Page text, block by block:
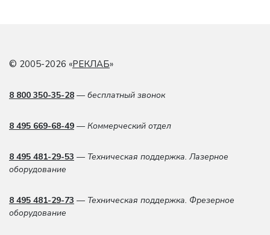
© 2005-2026 «РЕКЛАБ»
8 800 350-35-28 — бесплатный звонок
8 495 669-68-49 — Коммерческий отдел
8 495 481-29-53 — Техническая поддержка. Лазерное
оборудование
8 495 481-29-73 — Техническая поддержка. Фрезерное
оборудование